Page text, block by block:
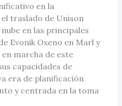
en la
traslado de Unison
en las principales
Evonik Oxeno en Marl y
marcha de este
capacidades de
era de planificación
y centrada en la toma